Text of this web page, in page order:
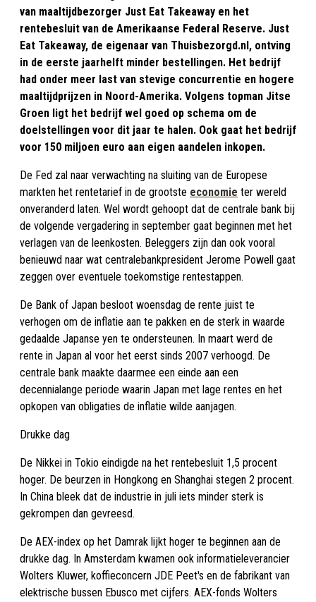
van maaltijdbezorger Just Eat Takeaway en het
rentebesluit van de Amerikaanse Federal Reserve. Just
Eat Takeaway, de eigenaar van Thuisbezorgd.nl, ontving
in de eerste jaarhelft minder bestellingen. Het bedrijf
had onder meer last van stevige concurrentie en hogere
maaltijdprijzen in Noord-Amerika. Volgens topman Jitse
Groen ligt het bedrijf wel goed op schema om de
doelstellingen voor dit jaar te halen. Ook gaat het bedrijf
voor 150 miljoen euro aan eigen aandelen inkopen.
De Fed zal naar verwachting na sluiting van de Europese
markten het rentetarief in de grootste economie ter wereld
onveranderd laten. Wel wordt gehoopt dat de centrale bank bij
de volgende vergadering in september gaat beginnen met het
verlagen van de leenkosten. Beleggers zijn dan ook vooral
benieuwd naar wat centralebankpresident Jerome Powell gaat
zeggen over eventuele toekomstige rentestappen.
De Bank of Japan besloot woensdag de rente juist te
verhogen om de inflatie aan te pakken en de sterk in waarde
gedaalde Japanse yen te ondersteunen. In maart werd de
rente in Japan al voor het eerst sinds 2007 verhoogd. De
centrale bank maakte daarmee een einde aan een
decennialange periode waarin Japan met lage rentes en het
opkopen van obligaties de inflatie wilde aanjagen.
Drukke dag
De Nikkei in Tokio eindigde na het rentebesluit 1,5 procent
hoger. De beurzen in Hongkong en Shanghai stegen 2 procent.
In China bleek dat de industrie in juli iets minder sterk is
gekrompen dan gevreesd.
De AEX-index op het Damrak lijkt hoger te beginnen aan de
drukke dag. In Amsterdam kwamen ook informatieleverancier
Wolters Kluwer, koffieconcern JDE Peet's en de fabrikant van
elektrische bussen Ebusco met cijfers. AEX-fonds Wolters